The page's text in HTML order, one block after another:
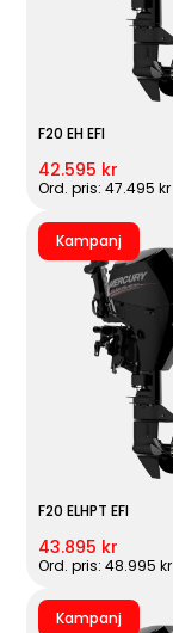
F20 EH EFI
42.595 kr
Ord. pris: 47.495 kr
Kampanj
F20 ELHPT EFI
43.895 kr
Ord. pris: 48.995 kr
Kampanj